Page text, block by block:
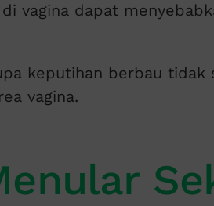
vagina dapat
keputihan berbau tidak
vagina.